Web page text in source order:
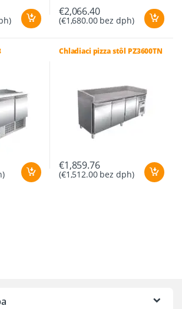
€2,066.40
(€1,680.00bez dph)
Chladiaci pizza stôl PZ3600TN
€1,859.76
(€1,512.00bez dph)